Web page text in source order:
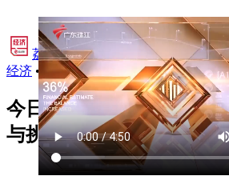
荔视频·经济
经济 • 2025年3月26日 17:43
今日财经：利好因素叠加
与挑战并存